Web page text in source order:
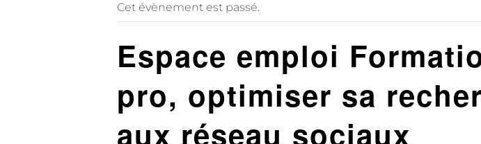
Cet évènement est passé.
Espace emploi
pro, optimiser sa
aux réseau sociaux